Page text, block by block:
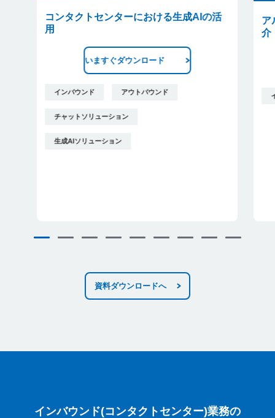
コンタクトセンターにおける生成AIの活
用
いますぐダウンロード
インバウンド アウトバウンド
チャットソリューション
生成AIソリューション
ア
介
資料ダウンロードへ
インバウンド(コンタクトセンター)業務のお悩
インバウンド(コンタクトセンター)業務の